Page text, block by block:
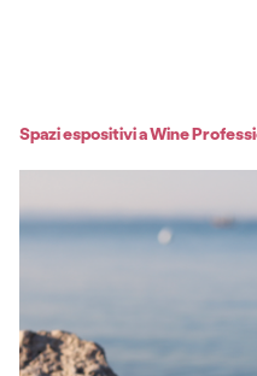
Spazi espositivi a Wine